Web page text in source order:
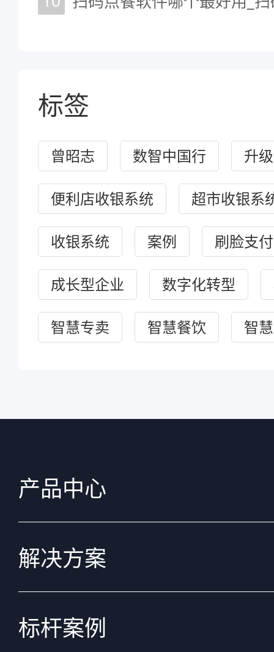
标签
曾昭志 数智中国行 升
便利店收银系统 超市收银系
收银系统 案例 刷脸支付
成长型企业 数字化转型
智慧专卖 智慧餐饮 智
产品中心
解决方案
标杆案例